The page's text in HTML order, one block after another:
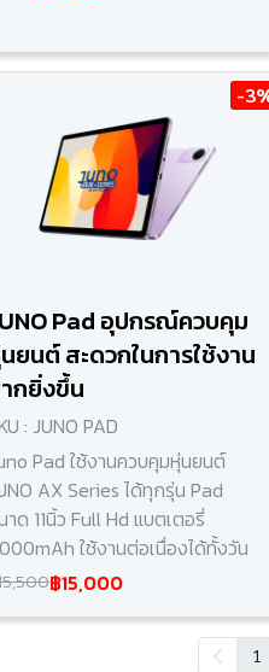
-
Pad อุปกรณ์ควบคุม
ยนต์ สะดวกในการใช้งาน
กยิ่งขึ้น
: JUNO PAD
Pad ใช้งานควบคุมหุ่นยนต์
AX Series ได้ทุกรุ่น Pad
าด 11นิ้ว Full Hd แบตเตอรี่
ใช้งานต่อเนื่องได้ทั้งวัน
฿15,000
1